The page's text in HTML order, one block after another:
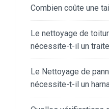
Combien coûte une
Le nettoyage de
nécessite-t-il un
Le Nettoyage de
nécessite-t-il un